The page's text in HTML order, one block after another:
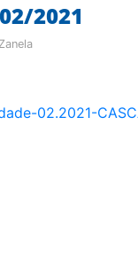
2021
02.2021-